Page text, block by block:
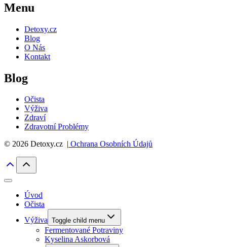
Menu
Detoxy.cz
Blog
O Nás
Kontakt
Blog
Očista
Výživa
Zdraví
Zdravotní Problémy
© 2026 Detoxy.cz | Ochrana Osobních Údajů
Úvod
Očista
Výživa Toggle child menu
Fermentované Potraviny
Kyselina Askorbová